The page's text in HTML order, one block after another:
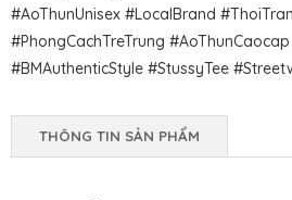
#AoThunUnisex #LocalBrand
#PhongCachTreTrung
#BMAuthenticStyle #StussyTee
THÔNG TIN SẢN PHẨM